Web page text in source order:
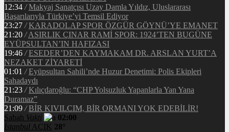
12:34 / Makyaj Sanatçısı Uzay Damla Yıldız, Uluslararası
Başarılarıyla Türkiye’yi Temsil Ediyor
23:27 / KARADOLAP SPOR ÖZGÜR GÖYNÜ’YE EMANET
21:20 / ASIRLIK ÇINAR RAMİ SPOR: 1924’TEN BUGÜNE
EYÜPSULTAN’IN HAFIZASI
19:46 / ESEDER’DEN KAYMAKAM DR. ARSLAN YURT’A
NEZAKET ZİYARETİ
01:01 / Eyüpsultan Sahili’nde Huzur Denetimi: Polis Ekipleri
Sahadaydı
21:23 / Kılıçdaroğlu: “CHP Yolsuzluk Yapanlarla Yan Yana
Duramaz”
21:09 / BİR KIVILCIM, BİR ORMANI YOK EDEBİLİR!
Sabah Vakti
02:00
İstanbul AÇIK 28°